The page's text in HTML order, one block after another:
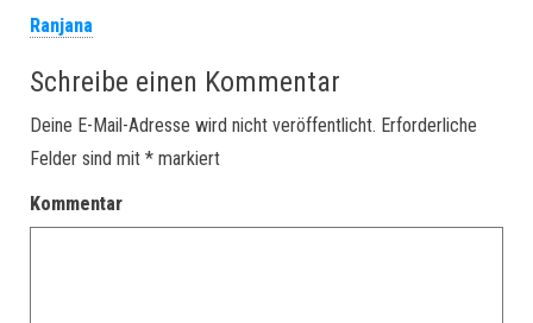
Ranjana
Schreibe einen Kommentar
Deine E-Mail-Adresse wird nicht veröffentlicht. Erforderliche
Felder sind mit * markiert
Kommentar